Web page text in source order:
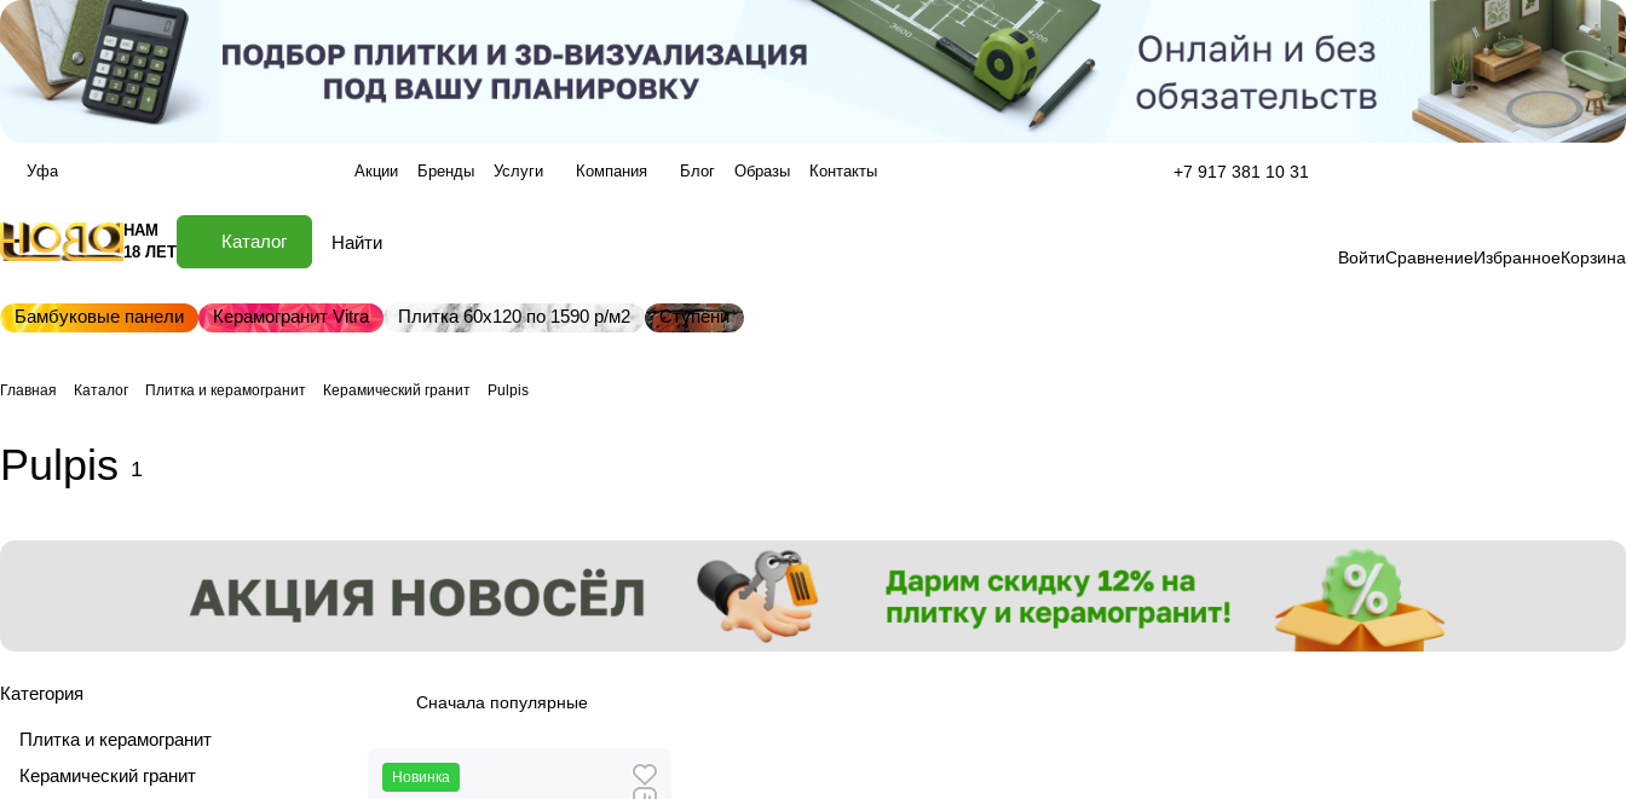
Уфа Акции Бренды Услуги Компания Блог Образы Контакты +7 917 381 10 31
НАМ
18 ЛЕТ
Каталог
ВойтиСравнениеИзбранноеКорзина
Бамбуковые панели Керамогранит Vitra Плитка 60х120 по 1590 р/м2 Ступени
Главная Каталог Плитка и керамогранит Керамический гранит Pulpis
Pulpis 1
Сначала популярные
Новинка
Категория
Плитка и керамогранит
Керамический гранит